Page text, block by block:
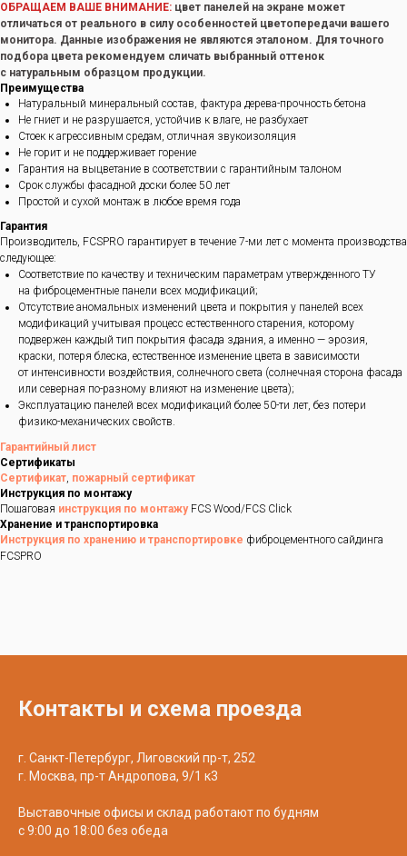
ОБРАЩАЕМ ВАШЕ ВНИМАНИЕ: цвет панелей на экране может
отличаться от реального в силу особенностей цветопередачи вашего
монитора. Данные изображения не являются эталоном. Для точного
подбора цвета рекомендуем сличать выбранный оттенок
с натуральным образцом продукции.
Преимущества
Натуральный минеральный состав, фактура дерева-прочность бетона
Не гниет и не разрушается, устойчив к влаге, не разбухает
Стоек к агрессивным средам, отличная звукоизоляция
Не горит и не поддерживает горение
Гарантия на выцветание в соответствии с гарантийным талоном
Срок службы фасадной доски более 50 лет
Простой и сухой монтаж в любое время года
Гарантия
Производитель, FCSPRO гарантирует в течение 7-ми лет с момента производства
следующее:
Соответствие по качеству и техническим параметрам утвержденного ТУ
на фиброцементные панели всех модификаций;
Отсутствие аномальных изменений цвета и покрытия у панелей всех
модификаций учитывая процесс естественного старения, которому
подвержен каждый тип покрытия фасада здания, а именно — эрозия,
краски, потеря блеска, естественное изменение цвета в зависимости
от интенсивности воздействия, солнечного света (солнечная сторона фасада
или северная по-разному влияют на изменение цвета);
Эксплуатацию панелей всех модификаций более 50-ти лет, без потери
физико-механических свойств.
Гарантийный лист
Сертификаты
Сертификат, пожарный сертификат
Инструкция по монтажу
Пошаговая инструкция по монтажуFCS Wood/FCS Click
Хранение и транспортировка
Инструкция по хранению и транспортировке фиброцементного сайдинга
FCSPRO
Контакты и схема проезда
г. Санкт-Петербург, Лиговский пр-т, 252
г. Москва, пр-т Андропова, 9/1 к3
Выставочные офисы и склад работают по будням
с 9:00 до 18:00 без обеда